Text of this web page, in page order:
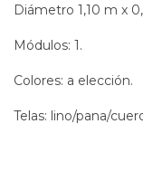
Diámetro 1,10 m x
Módulos: 1.
Colores: a elección.
Telas: lino/pana/